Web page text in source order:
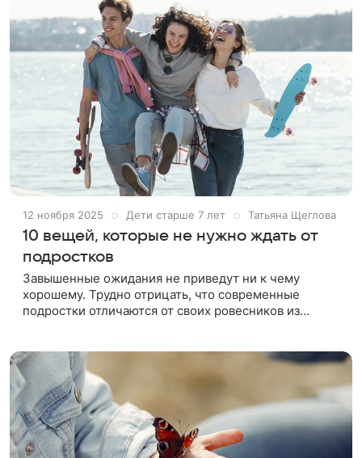
12 ноября 2025 Дети старше 7 лет Татьяна Щеглова
10 вещей, которые не нужно ждать от
подростков
Завышенные ожидания не приведут ни к чему
хорошему. Трудно отрицать, что современные
подростки отличаются от своих ровесников из